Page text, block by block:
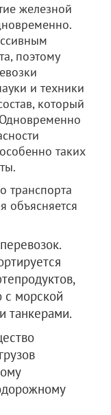
железной
поэтому
и техники
который
таких
транспорта
объясняется
с морской
танкерами.